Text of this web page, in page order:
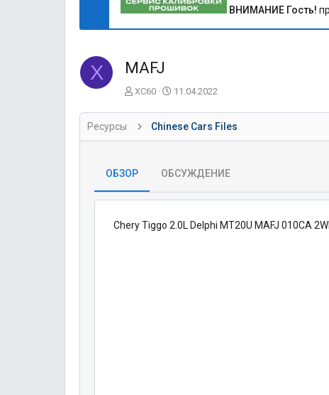
ВНИМАНИЕ Гость!
X MAFJ
А
т
о
р
XC60
Д
т
а
с
з
д
а
я
11.04.2022
Ресурсы Chinese Cars Files
ОБЗОР ОБСУЖДЕНИЕ
Chery Tiggo 2.0L Delphi MT20U MAFJ 010CA